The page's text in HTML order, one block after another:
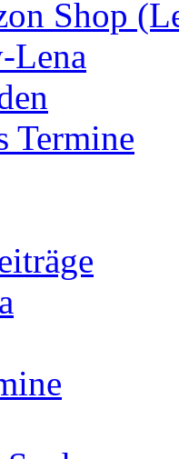
Shop
Lena
Termine